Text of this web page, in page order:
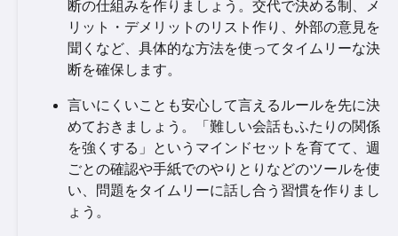
断の仕組みを作りましょう。交代で決める制、メ
リット・デメリットのリスト作り、外部の意見を
聞くなど、具体的な方法を使ってタイムリーな決
断を確保します。
言いにくいことも安心して言えるルールを先に決
めておきましょう。「難しい会話もふたりの関係
を強くする」というマインドセットを育てて、週
ごとの確認や手紙でのやりとりなどのツールを使
い、問題をタイムリーに話し合う習慣を作りまし
ょう。